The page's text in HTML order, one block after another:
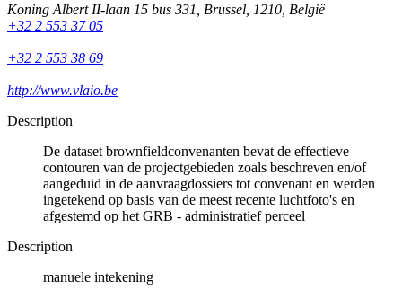
Koning Albert II-laan 15 bus 331 Brussel 1210 België
+32 2 553 37 05
+32 2 553 38 69
http://www.vlaio.be
Description
De dataset brownfieldconvenanten bevat de effectieve
contouren van de projectgebieden zoals beschreven en/of
aangeduid in de aanvraagdossiers tot convenant en werden
ingetekend op basis van de meest recente luchtfoto's en
afgestemd op het GRB - administratief perceel
Description
manuele intekening